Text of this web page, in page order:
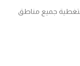
لتغطية جميع مناطق